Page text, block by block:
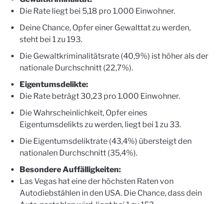
Die Rate liegt bei 5,18 pro 1.000 Einwohner.
Deine Chance, Opfer einer Gewalttat zu werden,
steht bei 1 zu 193.
Die Gewaltkriminalitätsrate (40,9%) ist höher als der
nationale Durchschnitt (22,7%).
Eigentumsdelikte:
Die Rate beträgt 30,23 pro 1.000 Einwohner.
Die Wahrscheinlichkeit, Opfer eines
Eigentumsdelikts zu werden, liegt bei 1 zu 33.
Die Eigentumsdeliktrate (43,4%) übersteigt den
nationalen Durchschnitt (35,4%).
Besondere Auffälligkeiten:
Las Vegas hat eine der höchsten Raten von
Autodiebstählen in den USA. Die Chance, dass dein